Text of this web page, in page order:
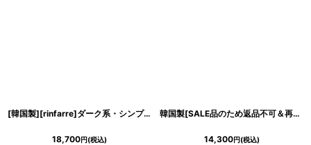
[韓国製][rinfarre]ダーク系・シンプル・無地・ボートネック・フロントクロス・ノースリーブ・タイト・ミディアムドレス・ワンピース[山崎みどり着用][送料無料]myall
18,700円(税込)
韓国製[SALE品のため返品不可＆再入荷なしの現品限り][rinfarre]ネイビー・格子柄総レース・マーメイド・フリル・エレガント・ミディアム・ドレス・ワンピース[山崎みどり着用][送料無料]my
14,300円(税込)